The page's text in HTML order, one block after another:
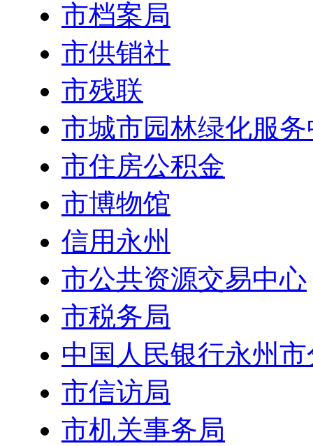
市档案局
市供销社
市残联
市城市园林绿化服
市住房公积金
市博物馆
信用永州
市公共资源交易中心
市税务局
中国人民银行永州
市信访局
市机关事务局